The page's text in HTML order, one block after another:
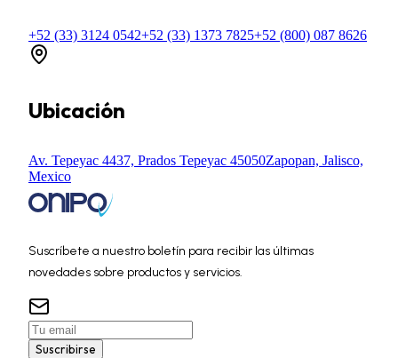
+52 (33) 3124 0542+52 (33) 1373 7825+52 (800) 087 8626
Ubicación
Av. Tepeyac 4437, Prados Tepeyac 45050Zapopan, Jalisco,
Mexico
Suscríbete a nuestro boletín para recibir las últimas
novedades sobre productos y servicios.
Suscribirse